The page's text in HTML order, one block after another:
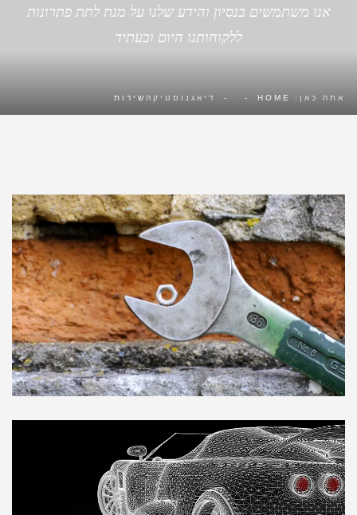
אנו משתמשים בנסיון והידע שלנו על מנת לתת פתרונות
ללקוחותנו היום ובעתיד
אתה כאן: HOME
- שירות - דיאגנוסטיקה